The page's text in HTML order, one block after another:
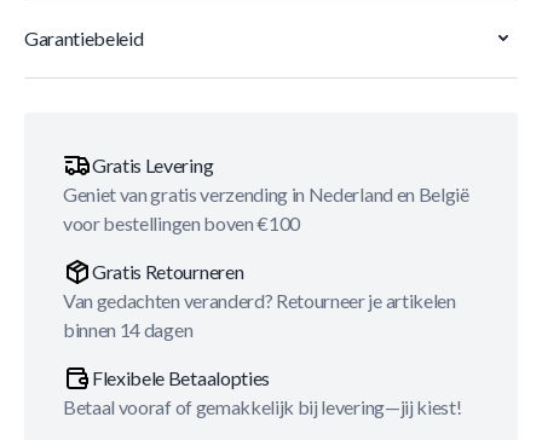
Garantiebeleid
Gratis Levering
Geniet van gratis verzending in Nederland en België
voor bestellingen boven €100
Gratis Retourneren
Van gedachten veranderd? Retourneer je artikelen
binnen 14 dagen
Flexibele Betaalopties
Betaal vooraf of gemakkelijk bij levering—jij kiest!